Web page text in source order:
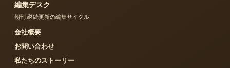
編集デスク
朝刊 継続更新の編集サイクル
会社概要
お問い合わせ
私たちのストーリー